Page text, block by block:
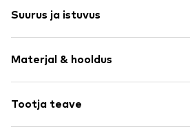
Veniv vöökoht
Külgmised sisseõmmeldud taskud
Kogu pinda kattev muster
Toote nr. LCA1684001000001
Suurus ja istuvus
Istuvus: Laiad sääred
Piha kõrgus: Kõrge vöökoht
Suuruste tabel
Materjal & hooldus
Materjal: 100% Puuvill
Tootja teave